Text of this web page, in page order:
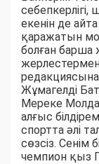
екенін де
қаражатын
болған барша
редакциясына,
Жұмагелді
Мереке
алғыс
спортта әлі
сөзсіз. Сенім
чемпион қыз